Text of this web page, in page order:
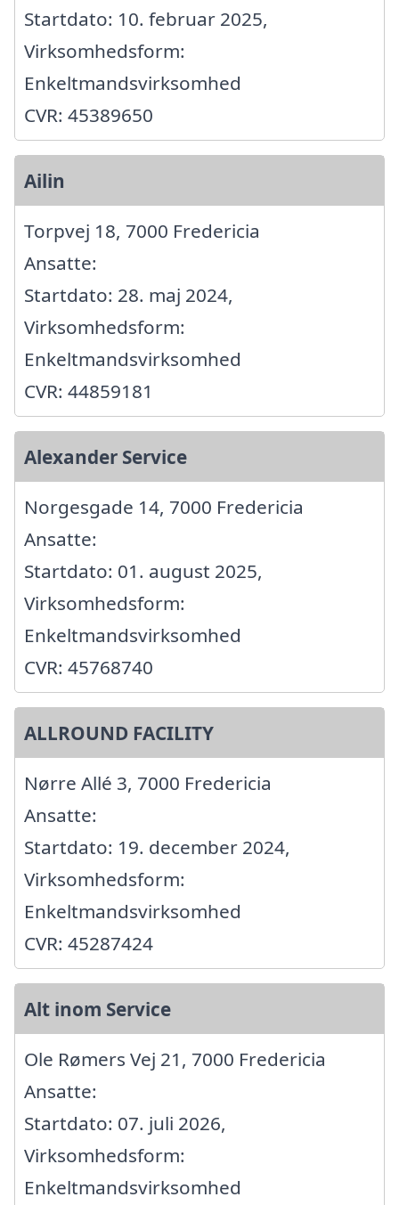
Startdato: 10. februar 2025,
Virksomhedsform:
Enkeltmandsvirksomhed
CVR: 45389650
Ailin
Torpvej 18, 7000 Fredericia
Ansatte:
Startdato: 28. maj 2024,
Virksomhedsform:
Enkeltmandsvirksomhed
CVR: 44859181
Alexander Service
Norgesgade 14, 7000 Fredericia
Ansatte:
Startdato: 01. august 2025,
Virksomhedsform:
Enkeltmandsvirksomhed
CVR: 45768740
ALLROUND FACILITY
Nørre Allé 3, 7000 Fredericia
Ansatte:
Startdato: 19. december 2024,
Virksomhedsform:
Enkeltmandsvirksomhed
CVR: 45287424
Alt inom Service
Ole Rømers Vej 21, 7000 Fredericia
Ansatte:
Startdato: 07. juli 2026,
Virksomhedsform:
Enkeltmandsvirksomhed